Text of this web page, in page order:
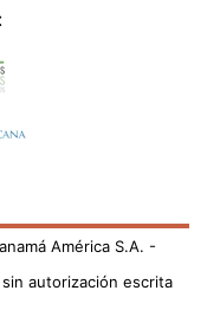
América S.A. -
autorización escrita